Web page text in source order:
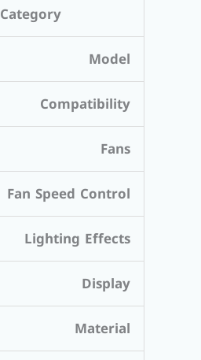
Category
Model
Compatibility
Fans
Fan Speed Control
Lighting Effects
Display
Material